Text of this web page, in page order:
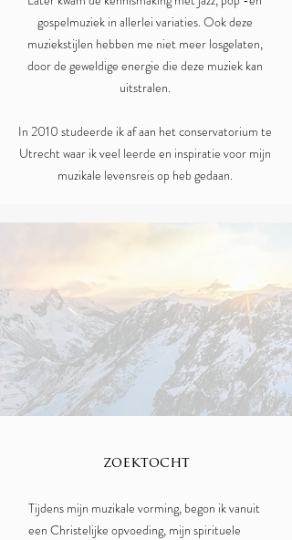
gospelmuziek in allerlei variaties. Ook deze
muziekstijlen hebben me niet meer losgelaten,
door de geweldige energie die deze muziek kan
uitstralen.
In 2010 studeerde ik af aan het conservatorium te
Utrecht waar ik veel leerde en inspiratie voor mijn
muzikale levensreis op heb gedaan.
zoektocht
Tijdens mijn muzikale vorming, begon ik vanuit
een Christelijke opvoeding, mijn spirituele